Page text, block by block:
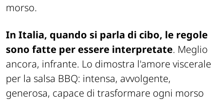
morso.
In Italia, quando si parla di cibo, le regole
sono fatte per essere interpretate. Meglio
ancora, infrante. Lo dimostra l'amore viscerale
per la salsa BBQ: intensa, avvolgente,
generosa, capace di trasformare ogni morso